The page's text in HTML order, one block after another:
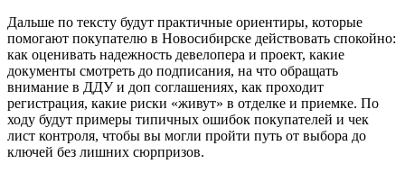
Дальше по тексту будут практичные ориентиры, которые
помогают покупателю в Новосибирске действовать спокойно:
как оценивать надежность девелопера и проект, какие
документы смотреть до подписания, на что обращать
внимание в ДДУ и доп соглашениях, как проходит
регистрация, какие риски «живут» в отделке и приемке. По
ходу будут примеры типичных ошибок покупателей и чек
лист контроля, чтобы вы могли пройти путь от выбора до
ключей без лишних сюрпризов.